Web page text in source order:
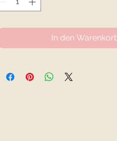
In den